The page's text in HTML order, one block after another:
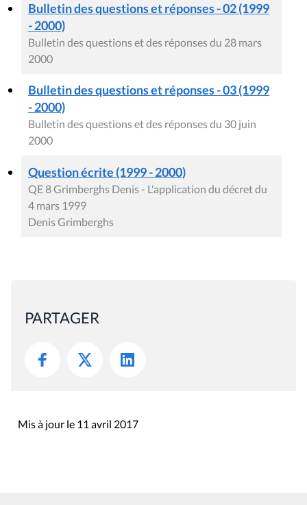
Bulletin des questions et réponses - 02 (1999
- 2000)
Bulletin des questions et des réponses du 28 mars
2000
Bulletin des questions et réponses - 03 (1999
- 2000)
Bulletin des questions et des réponses du 30 juin
2000
Question écrite (1999 - 2000)
QE 8 Grimberghs Denis - L'application du décret du
4 mars 1999
Denis Grimberghs
PARTAGER
Mis à jour le 11 avril 2017